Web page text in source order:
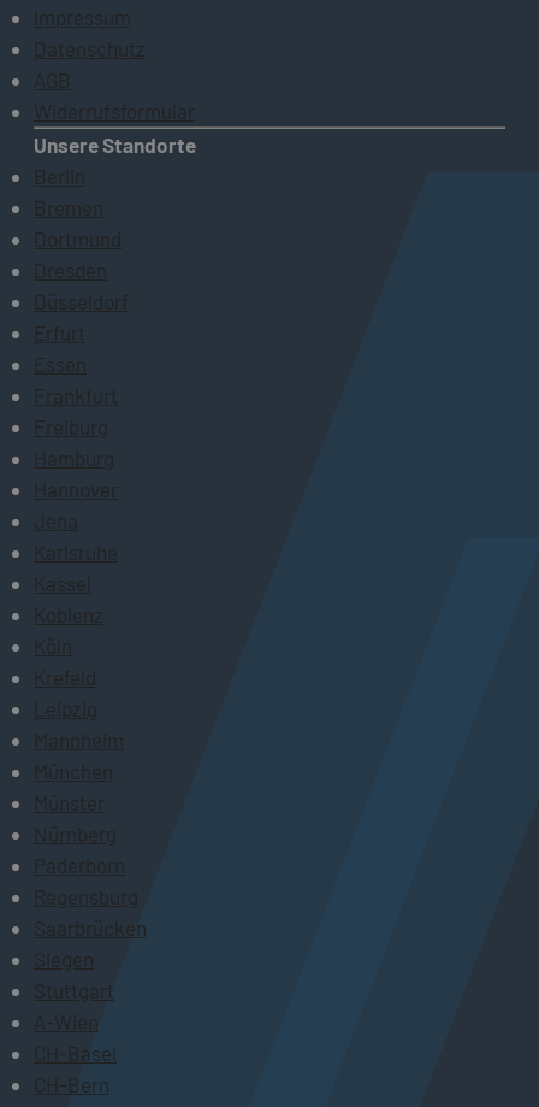
Impressum
Datenschutz
AGB
Widerrufsformular
Unsere Standorte
Berlin
Bremen
Dortmund
Dresden
Düsseldorf
Erfurt
Essen
Frankfurt
Freiburg
Hamburg
Hannover
Jena
Karlsruhe
Kassel
Koblenz
Köln
Krefeld
Leipzig
Mannheim
München
Münster
Nürnberg
Paderborn
Regensburg
Saarbrücken
Siegen
Stuttgart
A-Wien
CH-Basel
CH-Bern